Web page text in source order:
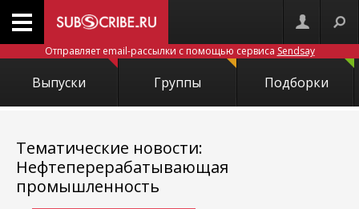
Отправляет email-рассылки с помощью сервиса Sendsay
Выпуски Группы Подборки
Тематические новости:
Нефтеперерабатывающая
промышленность